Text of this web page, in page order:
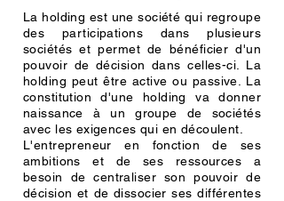
La holding est une société qui regroupe
des participations dans plusieurs
sociétés et permet de bénéficier d'un
pouvoir de décision dans celles-ci. La
holding peut être active ou passive. La
constitution d'une holding va donner
naissance à un groupe de sociétés
avec les exigences qui en découlent.
L'entrepreneur en fonction de ses
ambitions et de ses ressources a
besoin de centraliser son pouvoir de
décision et dedissocier ses différentes